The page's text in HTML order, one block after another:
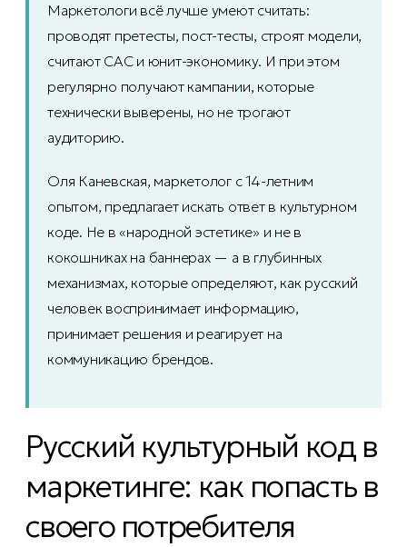
Маркетологи всё лучше умеют считать:
проводят претесты, пост-тесты, строят модели,
считают CAC и юнит-экономику. И при этом
регулярно получают кампании, которые
технически выверены, но не трогают
аудиторию.
Оля Каневская, маркетолог с 14-летним
опытом, предлагает искать ответ в культурном
коде. Не в «народной эстетике» и не в
кокошниках на баннерах — а в глубинных
механизмах, которые определяют, как русский
человек воспринимает информацию,
принимает решения и реагирует на
коммуникацию брендов.
Русский культурный код в
маркетинге: как попасть в
своего потребителя